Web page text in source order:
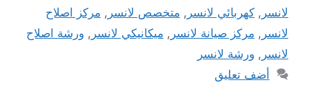
لانسر , كهربائي لانسر , متخصص لانسر , مركز اصلاح
لانسر , مركز صيانة لانسر , ميكانيكي لانسر , ورشة اصلاح
لانسر , ورشة لانسر
أضف تعليق